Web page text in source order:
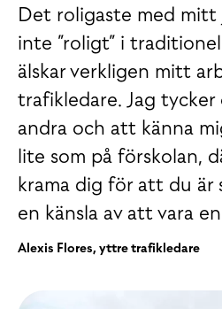
Det roligaste med mitt
inte ”roligt” i
älskar verkligen mitt
trafikledare. Jag
andra och att känna
lite som på förskolan,
krama dig för att du är
en känsla av att vara
Alexis Flores, yttre trafikledare